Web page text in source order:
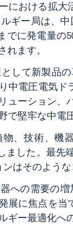
における拡
ギー局は、
でに発電量
れます。
して新製品
中電圧電気
ューション
で堅牢な中電
物、技術、
ました。最
はそのよう
への需要の
展に焦点を
ギー最適化へ